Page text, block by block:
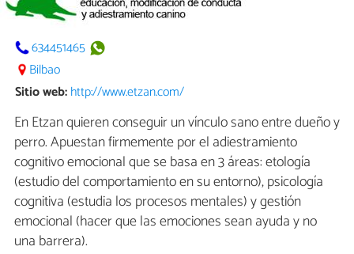
634451465
Bilbao
Sitio web:http://www.etzan.com/
En Etzan quieren conseguir un vínculo sano entre dueño y
perro. Apuestan firmemente por el adiestramiento
cognitivo emocional que se basa en 3 áreas: etología
(estudio del comportamiento en su entorno), psicología
cognitiva (estudia los procesos mentales) y gestión
emocional (hacer que las emociones sean ayuda y no
una barrera).